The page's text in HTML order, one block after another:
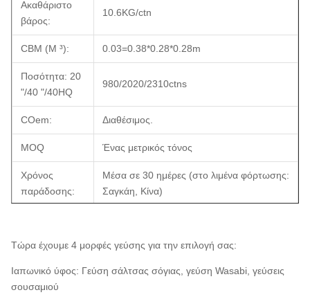
Ακαθάριστο
βάρος:
10.6KG/ctn
CBM (Μ ³): 0.03=0.38*0.28*0.28m
Ποσότητα: 20
"/40 "/40HQ
980/2020/2310ctns
COem: Διαθέσιμος.
MOQ Ένας μετρικός τόνος
Χρόνος
παράδοσης:
Μέσα σε 30 ημέρες (στο λιμένα φόρτωσης:
Σαγκάη, Κίνα)
συστατικά
Τώρα έχουμε 4 μορφές γεύσης για την επιλογή σας:
Ιαπωνικό ύφος: Γεύση σάλτσας σόγιας, γεύση Wasabi, γεύσεις
σουσαμιού